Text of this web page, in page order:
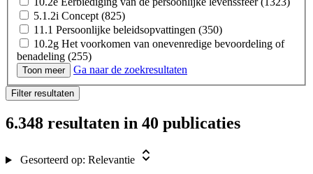
5.1.2i Concept (825)
11.1 Persoonlijke beleidsopvattingen (350)
10.2g Het voorkomen van onevenredige bevoordeling of
benadeling (255)
5.1.5 Het voorkomen van onevenredige benadeling
5.1.2i Het goed functioneren van de staat, andere
publiekrechtelijke lichamen of bestuursorganen
voorkomen van sabotage (77)
10.1c Vertrouwelijk verstrekte bedrijfs- en
fabricagegegevens (61)
Toon meer Ga naar de zoekresultaten
Filter resultaten
6.348 resultaten in 40 publicaties
Gesorteerd op: Relevantie